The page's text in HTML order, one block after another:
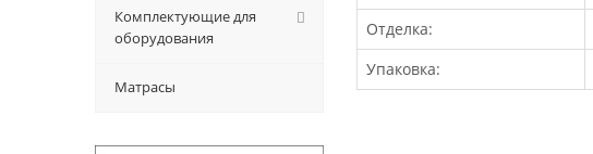
Отделка:
Упаковка:
Комплектующие для
оборудования
Матрасы